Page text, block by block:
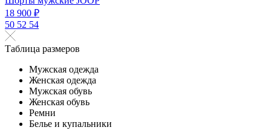
18 900 ₽
50 52 54
Таблица размеров
Мужская одежда
Женская одежда
Мужская обувь
Женская обувь
Ремни
Белье и купальники